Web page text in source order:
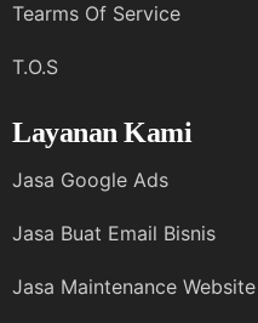
Tearms Of Service
T.O.S
Layanan Kami
Jasa Google Ads
Jasa Buat Email Bisnis
Jasa Maintenance Website